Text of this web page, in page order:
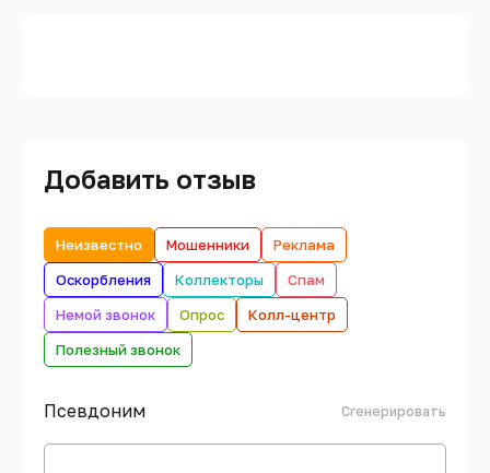
Добавить отзыв
Неизвестно Мошенники
Реклама
Оскорбления
Коллекторы
Спам
Немой звонок
Опрос
Колл-центр
Полезный звонок
Псевдоним Сгенерировать